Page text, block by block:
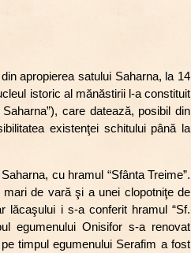
apropierea satului Saharna, la 14
istoric al mănăstirii l-a constituit
care datează, posibil din
existenţei schitului până la
cu hramul “Sfânta Treime”.
de vară şi a unei clopotniţe de
lăcaşului i s-a conferit hramul “Sf.
egumenului Onisifor s-a renovat
timpul egumenului Serafim a fost